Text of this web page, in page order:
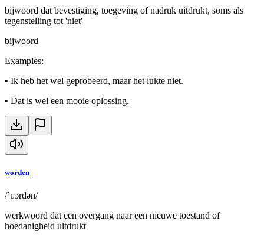
bijwoord dat bevestiging, toegeving of nadruk uitdrukt, soms als
tegenstelling tot 'niet'
bijwoord
Examples:
• Ik heb het wel geprobeerd, maar het lukte niet.
• Dat is wel een mooie oplossing.
worden
/ˈʋɔrdən/
werkwoord dat een overgang naar een nieuwe toestand of
hoedanigheid uitdrukt